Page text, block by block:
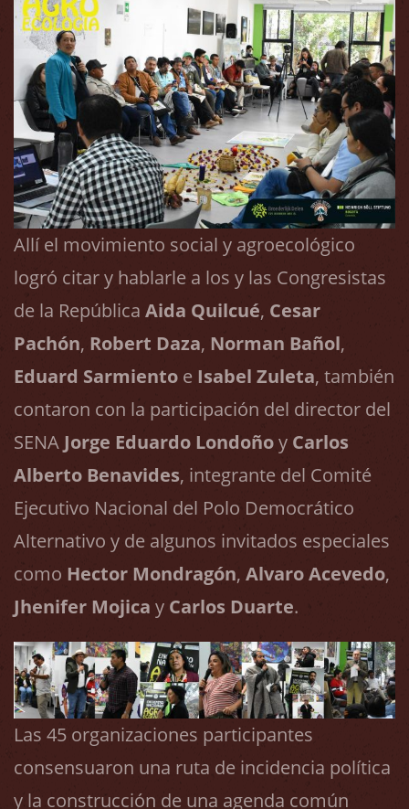
Allí el movimiento social y agroecológico
logró citar y hablarle a los y las Congresistas
de la República Aida Quilcué, Cesar
Pachón, Robert Daza, Norman Bañol,
Eduard Sarmiento e Isabel Zuleta, también
contaron con la participación del director del
SENA Jorge Eduardo Londoñoy Carlos
Alberto Benavides, integrante del Comité
Ejecutivo Nacional del Polo Democrático
Alternativo y de algunos invitados especiales
como Hector Mondragón, Alvaro Acevedo,
Jhenifer Mojica y Carlos Duarte.
Las 45 organizaciones participantes
consensuaron una ruta de incidencia política
y la construcción de una agenda común